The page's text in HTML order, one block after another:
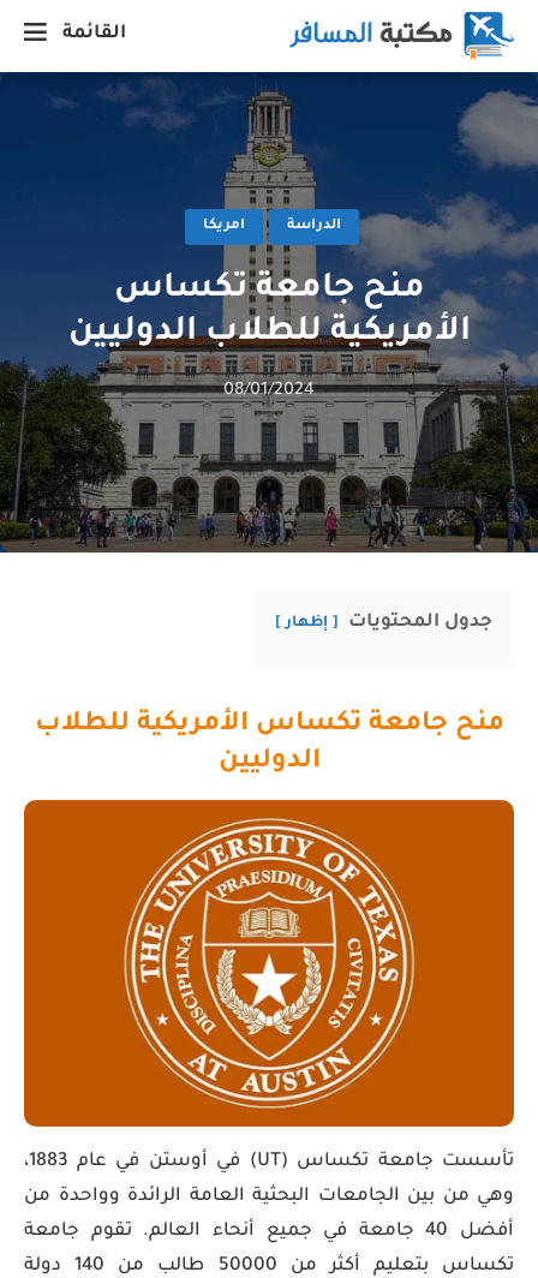
القائمة
الدراسة امريكا
منح جامعة تكساس
الأمريكية للطلاب الدوليين
08/01/2024
جدول المحتويات إظهار
منح جامعة تكساس الأمريكية للطلاب
الدوليين
تأسست جامعة تكساس (UT) في أوستن في عام 1883،
وهي من بين الجامعات البحثية العامة الرائدة وواحدة من
أفضل 40 جامعة في جميع أنحاء العالم. تقوم جامعة
تكساس بتعليم أكثر من 50000 طالب من 140 دولة